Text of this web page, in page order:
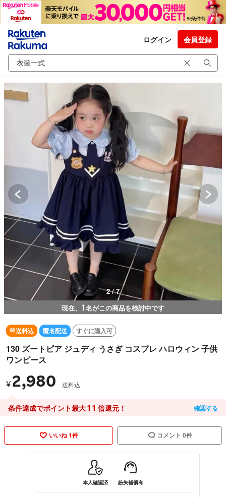
ログイン 会員登録
2 / 7
現在、 1名がこの商品を検討中です
送料込 匿名配送 すぐに購入可
130 ズートピア ジュディ うさぎ コスプレ ハロウィン 子供
ワンピース
¥ 2,980 送料込
条件達成でポイント最大11 倍還元！ 確認する
いいね 1件 コメント 0件
本人確認済 紛失補償有